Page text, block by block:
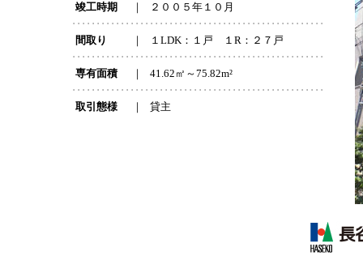
竣工時期 ｜ ２００５年１０月
間取り ｜ １LDK：１戸 １R：２７戸
専有面積 ｜ 41.62㎡～75.82m²
取引態様 ｜ 貸主